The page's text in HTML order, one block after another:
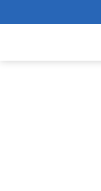
ke